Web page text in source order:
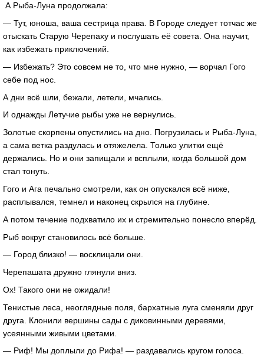
А Рыба-Луна продолжала:
— Тут, юноша, ваша сестрица права. В Городе следует тотчас же
отыскать Старую Черепаху и послушать её совета. Она научит,
как избежать приключений.
— Избежать? Это совсем не то, что мне нужно, — ворчал Гого
себе под нос.
А дни всё шли, бежали, летели, мчались.
И однажды Летучие рыбы уже не вернулись.
Золотые скорпены опустились на дно. Погрузилась и Рыба-Луна,
а сама ветка раздулась и отяжелела. Только улитки ещё
держались. Но и они запищали и всплыли, когда большой дом
стал тонуть.
Гого и Ага печально смотрели, как он опускался всё ниже,
расплывался, темнел и наконец скрылся на глубине.
А потом течение подхватило их и стремительно понесло вперёд.
Рыб вокруг становилось всё больше.
— Город близко! — восклицали они.
Черепашата дружно глянули вниз.
Ох! Такого они не ожидали!
Тенистые леса, неоглядные поля, бархатные луга сменяли друг
друга. Клонили вершины сады с диковинными деревями,
усеянными живыми цветами.
— Риф! Мы доплыли до Рифа! — раздавались кругом голоса.